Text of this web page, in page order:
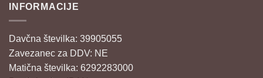
INFORMACIJE
Davčna številka: 39905055
Zavezanec za DDV: NE
Matična številka: 6292283000